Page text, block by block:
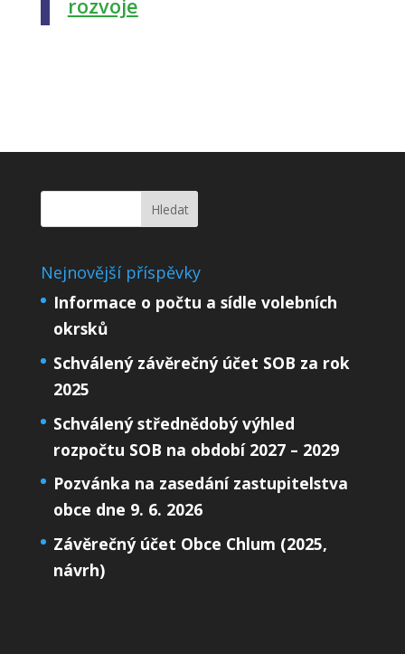
rozvoje
Nejnovější příspěvky
Informace o počtu a sídle volebních
okrsků
Schválený závěrečný účet SOB za rok
2025
Schválený střednědobý výhled
rozpočtu SOB na období 2027 – 2029
Pozvánka na zasedání zastupitelstva
obce dne 9. 6. 2026
Závěrečný účet Obce Chlum (2025,
návrh)